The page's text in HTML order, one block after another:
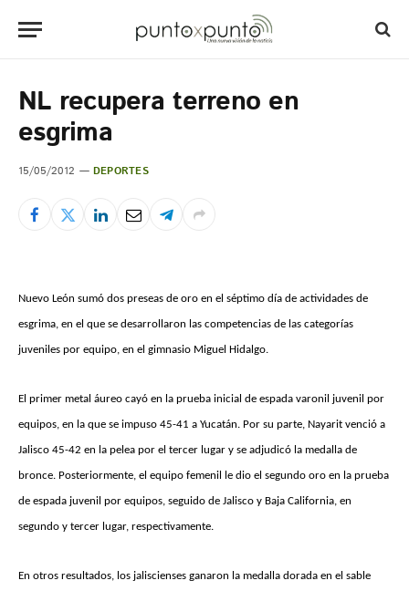
NL recupera terreno en
esgrima
15/05/2012 DEPORTES
Nuevo León sumó dos preseas de oro en el séptimo día de actividades de
esgrima, en el que se desarrollaron las competencias de las categorías
juveniles por equipo, en el gimnasio Miguel Hidalgo.
El primer metal áureo cayó en la prueba inicial de espada varonil juvenil por
equipos, en la que se impuso 45-41 a Yucatán. Por su parte, Nayarit venció a
Jalisco 45-42 en la pelea por el tercer lugar y se adjudicó la medalla de
bronce. Posteriormente, el equipo femenil le dio el segundo oro en la prueba
de espada juvenil por equipos, seguido de Jalisco y Baja California, en
segundo y tercer lugar, respectivamente.
En otros resultados, los jaliscienses ganaron la medalla dorada en el sable